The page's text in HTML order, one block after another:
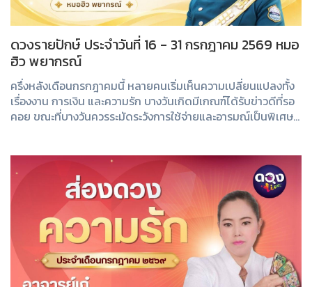
ดวงรายปักษ์ ประจำวันที่ 16 - 31 กรกฎาคม 2569 หมอ
ฮิว พยากรณ์
ครึ่งหลังเดือนกรกฎาคมนี้ หลายคนเริ่มเห็นความเปลี่ยนแปลงทั้ง
เรื่องงาน การเงิน และความรัก บางวันเกิดมีเกณฑ์ได้รับข่าวดีที่รอ
คอย ขณะที่บางวันควรระมัดระวังการใช้จ่ายและอารมณ์เป็นพิเศษ